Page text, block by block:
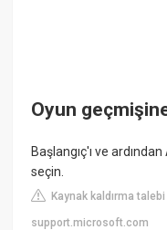
Oyun geçmişine
Başlangıç'ı ve
seçin.
Kaynak kaldırma talebi
support.microsoft.com